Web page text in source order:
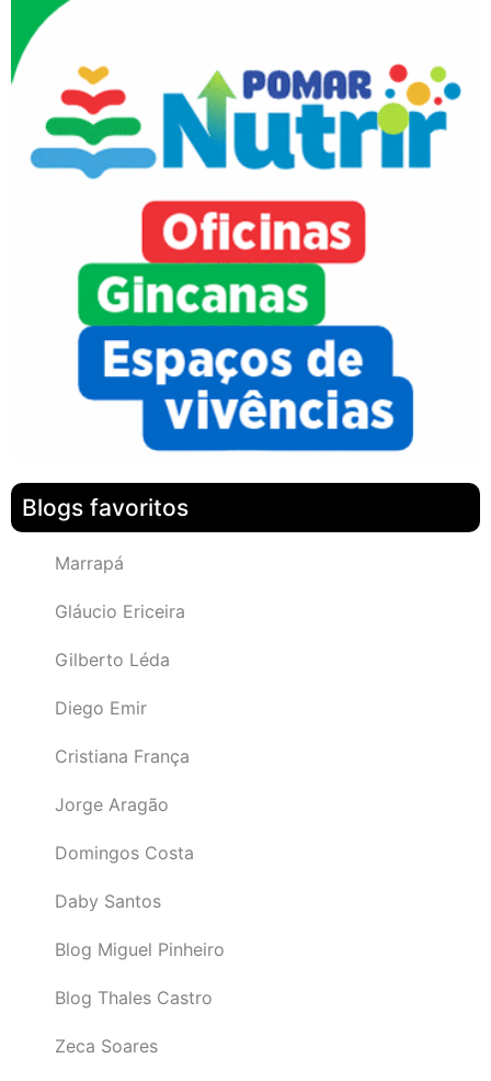
Blogs favoritos
Marrapá
Gláucio Ericeira
Gilberto Léda
Diego Emir
Cristiana França
Jorge Aragão
Domingos Costa
Daby Santos
Blog Miguel Pinheiro
Blog Thales Castro
Zeca Soares